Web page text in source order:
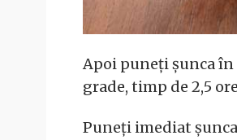
Apoi puneți șunca
grade, timp de 2,5
Puneți imediat